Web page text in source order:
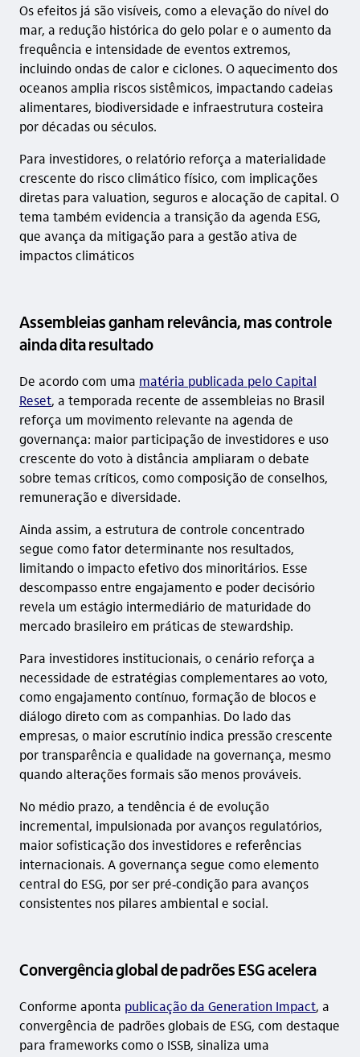
Os efeitos já são visíveis, como a elevação do nível do
mar, a redução histórica do gelo polar e o aumento da
frequência e intensidade de eventos extremos,
incluindo ondas de calor e ciclones. O aquecimento dos
oceanos amplia riscos sistêmicos, impactando cadeias
alimentares, biodiversidade e infraestrutura costeira
por décadas ou séculos.
Para investidores, o relatório reforça a materialidade
crescente do risco climático físico, com implicações
diretas para valuation, seguros e alocação de capital. O
tema também evidencia a transição da agenda ESG,
que avança da mitigação para a gestão ativa de
impactos climáticos
Assembleias ganham relevância, mas controle
ainda dita resultado
De acordo com uma matéria publicada pelo Capital
Reset, a temporada recente de assembleias no Brasil
reforça um movimento relevante na agenda de
governança: maior participação de investidores e uso
crescente do voto à distância ampliaram o debate
sobre temas críticos, como composição de conselhos,
remuneração e diversidade.
Ainda assim, a estrutura de controle concentrado
segue como fator determinante nos resultados,
limitando o impacto efetivo dos minoritários. Esse
descompasso entre engajamento e poder decisório
revela um estágio intermediário de maturidade do
mercado brasileiro em práticas de stewardship.
Para investidores institucionais, o cenário reforça a
necessidade de estratégias complementares ao voto,
como engajamento contínuo, formação de blocos e
diálogo direto com as companhias. Do lado das
empresas, o maior escrutínio indica pressão crescente
por transparência e qualidade na governança, mesmo
quando alterações formais são menos prováveis.
No médio prazo, a tendência é de evolução
incremental, impulsionada por avanços regulatórios,
maior sofisticação dos investidores e referências
internacionais. A governança segue como elemento
central do ESG, por ser pré‑condição para avanços
consistentes nos pilares ambiental e social.
Convergência global de padrões ESG acelera
Conforme aponta publicação da Generation Impact, a
convergência de padrões globais de ESG, com destaque
para frameworks como o ISSB, sinaliza uma